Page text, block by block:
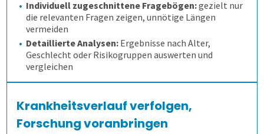
Audit-Log
Kontakt
Anfahrt
Individuell zugeschnittene Fragebögen:gezielt nur
die relevanten Fragen zeigen, unnötige Längen
vermeiden
Detaillierte Analysen: Ergebnisse nach Alter,
Geschlecht oder Risikogruppen auswerten und
vergleichen
Krankheitsverlauf verfolgen,
Forschung voranbringen